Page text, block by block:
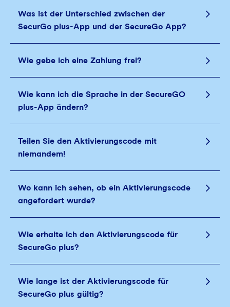
Was ist der Unterschied zwischen der
SecurGo plus-App und der SecureGo App?
Wie gebe ich eine Zahlung frei?
Wie kann ich die Sprache in der SecureGO
plus-App ändern?
Teilen Sie den Aktivierungscode mit
niemandem!
Wo kann ich sehen, ob ein Aktivierungscode
angefordert wurde?
Wie erhalte ich den Aktivierungscode für
SecureGo plus?
Wie lange ist der Aktivierungscode für
SecureGo plus gültig?